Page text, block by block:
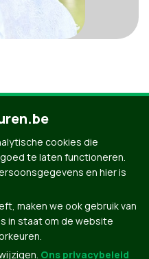
cookies die
te laten functioneren.
en hier is
maken we ook gebruik van
in staat om de website
Ons privacybeleid